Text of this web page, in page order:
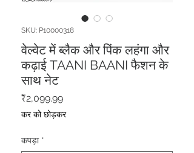
SKU: P10000318
वेल्वेट में ब्लैक और पिंक लहंगा और
कढ़ाई TAANI BAANI फैशन के
साथ नेट
₹2,099.99मूल्य
कर को छोड़कर
कपड़ा *